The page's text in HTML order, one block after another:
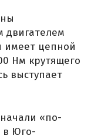
имеет цепной
Нм крутящего
выступает
«по-
в Юго-